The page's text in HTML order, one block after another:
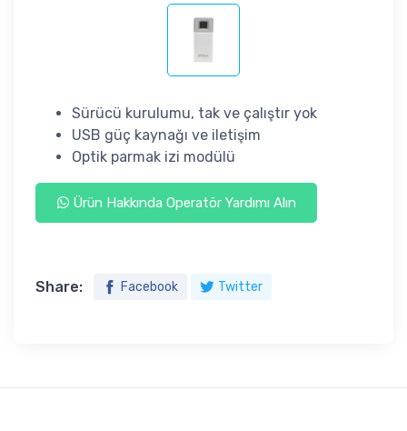
Sürücü kurulumu, tak ve çalıştır yok
USB güç kaynağı ve iletişim
Optik parmak izi modülü
Ürün Hakkında Operatör Yardımı Alın
Share: Facebook Twitter